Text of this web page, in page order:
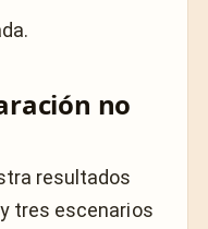
no
resultados
tres escenarios